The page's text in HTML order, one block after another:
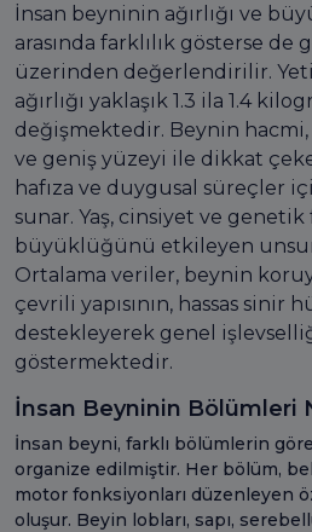
İnsan beyninin ağırlığı ve
arasında farklılık gösterse de
üzerinden değerlendirilir.
ağırlığı yaklaşık 1.3 ila 1.4
değişmektedir. Beynin hacmi,
ve geniş yüzeyi ile dikkat
hafıza ve duygusal süreçler
sunar. Yaş, cinsiyet ve
büyüklüğünü etkileyen
Ortalama veriler, beynin
çevrili yapısının, hassas sinir
destekleyerek genel
göstermektedir.
İnsan Beyninin Bölümleri
İnsan beyni, farklı bölümlerin
organize edilmiştir. Her bölüm,
motor fonksiyonları düzenleyen
oluşur. Beyin lobları, sapı,